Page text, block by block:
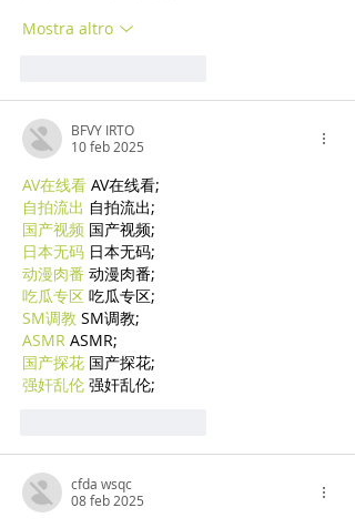
Mostra altro
BFVY IRTO
10 feb 2025
AV在线看 AV在线看;
自拍流出 自拍流出;
国产视频 国产视频;
日本无码 日本无码;
动漫肉番 动漫肉番;
吃瓜专区 吃瓜专区;
SM调教 SM调教;
ASMR ASMR;
国产探花 国产探花;
强奸乱伦 强奸乱伦;
cfda wsqc
08 feb 2025